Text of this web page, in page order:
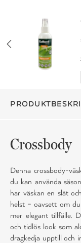
Crossbody
Denna crossbody-
du kan använda
har väskan en slät
helst – oavsett om
mer elegant tillfälle.
och tidlös look som
dragkedja upptill och